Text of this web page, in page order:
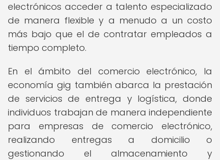
electrónicos acceder a talento especializado
de manera flexible y a menudo a un costo
más bajo que el de contratar empleados a
tiempo completo.
En el ámbito del comercio electrónico, la
economía gig también abarca la prestación
de servicios de entrega y logística, donde
individuos trabajan de manera independiente
para empresas de comercio electrónico,
realizando entregas a domicilio o
gestionando el almacenamiento y